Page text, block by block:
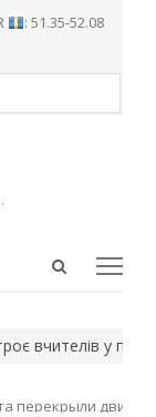
: 51.35-52.08
Open
вчителів у
перекрыли